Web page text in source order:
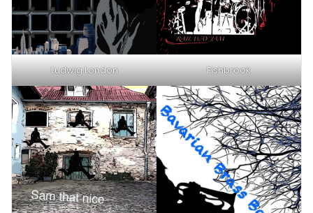
Ludwig London Fishbrook